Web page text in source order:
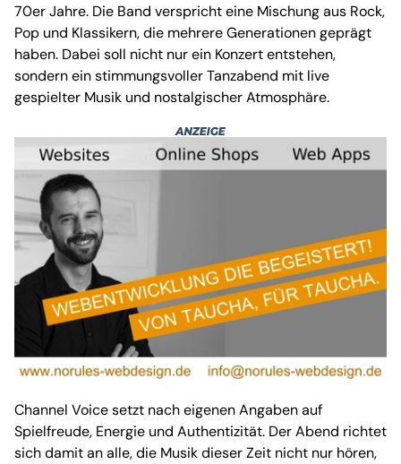
70er Jahre. Die Band verspricht eine Mischung aus Rock,
Pop und Klassikern, die mehrere Generationen geprägt
haben. Dabei soll nicht nur ein Konzert entstehen,
sondern ein stimmungsvoller Tanzabend mit live
gespielter Musik und nostalgischer Atmosphäre.
Channel Voice setzt nach eigenen Angaben auf
Spielfreude, Energie und Authentizität. Der Abend richtet
sich damit an alle, die Musik dieser Zeit nicht nur hören,